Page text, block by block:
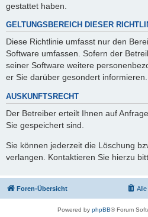
gestattet haben.
GELTUNGSBEREICH DIESER
Diese Richtlinie umfasst nur den
Software umfassen. Sofern der
seiner Software weitere
er Sie darüber gesondert informieren.
AUSKUNFTSRECHT
Der Betreiber erteilt Ihnen auf
Sie gespeichert sind.
Sie können jederzeit die Löschung
verlangen. Kontaktieren Sie hierzu
Foren-Übersicht
Powered by phpBB® Forum